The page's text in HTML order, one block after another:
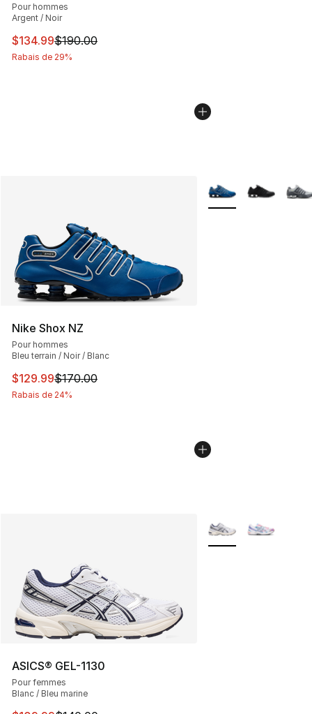
Pour hommes
Argent / Noir
Cet article est en solde. Le prix est passé de $190.00 à
$134.99$190.00
Rabais de 29%
Nike Shox NZ
Pour hommes
Bleu terrain / Noir / Blanc
Cet article est en solde. Le prix est passé de $170.00 à
$129.99$170.00
Rabais de 24%
Plus de couleurs
ASICS® GEL-1130
Pour femmes
Blanc / Bleu marine
Plus de couleurs